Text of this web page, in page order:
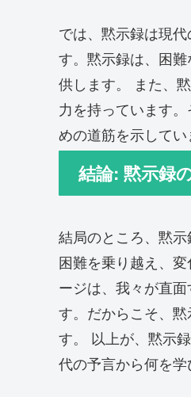
では、黙示録は現
す。黙示録は、困
供します。 また、
力を持っています
めの道筋を示してい
結論: 黙示録
結局のところ、黙
困難を乗り越え、
ージは、我々が直
す。だからこそ、
す。 以上が、黙示
代の予言から何を